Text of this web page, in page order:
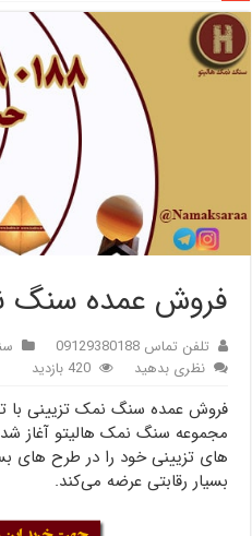
فروش عمده سنگ
تلفن تماس 09129380188
نظری بدهید
420 بازدید
فروش عمده سنگ نمک تزیینی با
مجموعه سنگ نمک هالیتو آغاز
های تزیینی خود را در طرح های
بسیار رقابتی عرضه می‌کند.